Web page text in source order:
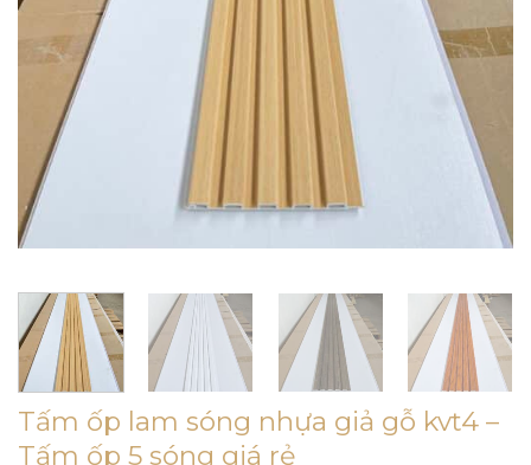
Tấm ốp lam sóng nhựa giả gỗ kvt4 –
Tấm ốp 5 sóng giá rẻ